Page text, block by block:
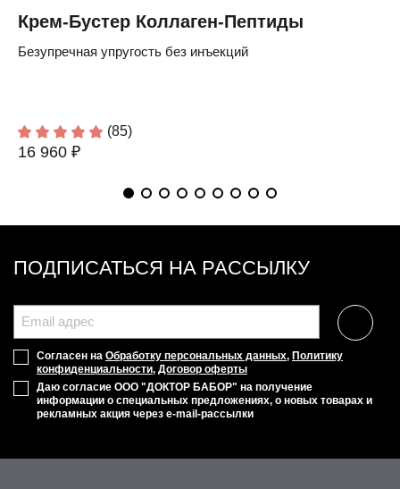
Крем-Бустер Коллаген-Пептиды
Безупречная упругость без инъекций
(85)
16 960 ₽
ПОДПИСАТЬСЯ НА РАССЫЛКУ
Согласен на Обработку персональных данных, Политику
конфиденциальности, Договор оферты
Даю согласие ООО "ДОКТОР БАБОР" на получение
информации о специальных предложениях, о новых товарах и
рекламных акция через e-mail-рассылки